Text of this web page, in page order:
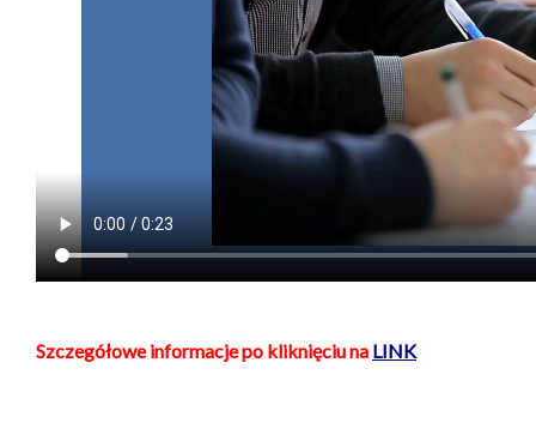
Szczegółowe informacje po kliknięciu na LINK